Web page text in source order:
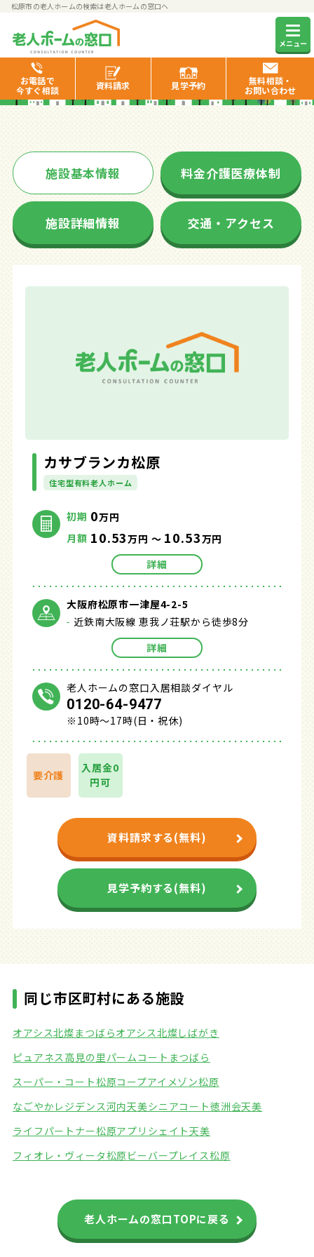
松原市の老人ホームの検索は老人ホームの窓口へ
メニュー
お電話で
今すぐ相談
資料請求 見学予約
無料相談・
お問い合わせ
カサブランカ松原
施設基本情報 料金介護医療体制
施設詳細情報 交通・アクセス
カサブランカ松原
住宅型有料老人ホーム
初期 0万円
月額 10.53万円 ～ 10.53万円
詳細
大阪府松原市一津屋4-2-5
近鉄南大阪線 恵我ノ荘駅から徒歩8分
詳細
老人ホームの窓口入居相談ダイヤル
0120-64-9477
※10時～17時(日・祝休)
要介護
入居金0
円可
資料請求する(無料)
見学予約する(無料)
同じ市区町村にある施設
オアシス北燦まつばらオアシス北燦しばがき
ピュアネス高見の里 パームコートまつばら
スーパー・コート松原コープアイメゾン松原
なごやかレジデンス河内天美シニアコート徳洲会天美
ライフパートナー松原アプリシェイト天美
フィオレ・ヴィータ松原ビーバープレイス松原
老人ホームの窓口TOPに戻る